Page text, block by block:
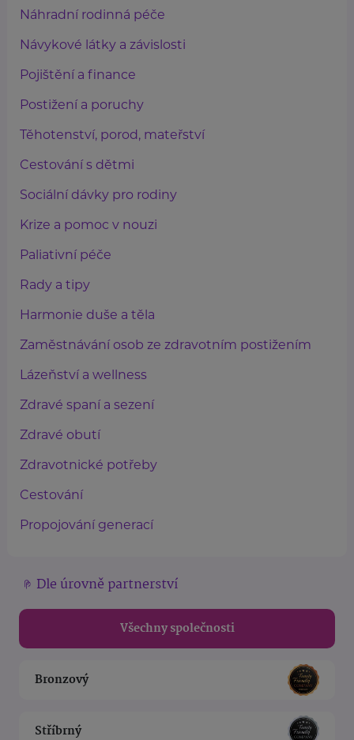
Náhradní rodinná péče
Návykové látky a závislosti
Pojištění a finance
Postižení a poruchy
Těhotenství, porod, mateřství
Cestování s dětmi
Sociální dávky pro rodiny
Krize a pomoc v nouzi
Paliativní péče
Rady a tipy
Harmonie duše a těla
Zaměstnávání osob ze zdravotním postižením
Lázeňství a wellness
Zdravé spaní a sezení
Zdravé obutí
Zdravotnické potřeby
Cestování
Propojování generací
Dle úrovně partnerství
Všechny společnosti
Bronzový
Stříbrný